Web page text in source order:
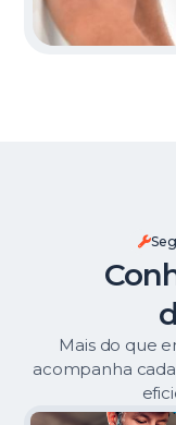
Mais do que
acompanha